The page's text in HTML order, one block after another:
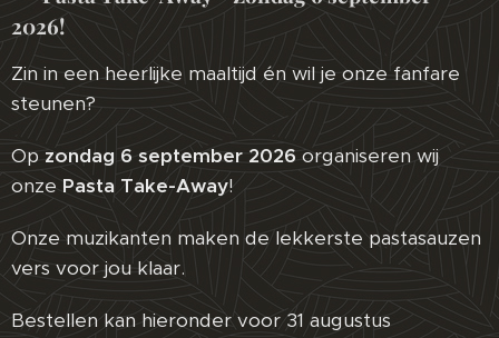
2026!
Zin in een heerlijke maaltijd én wil je onze fanfare
steunen?
Op zondag 6 september 2026 organiseren wij
onze Pasta Take-Away!
Onze muzikanten maken de lekkerste pastasauzen
vers voor jou klaar.
Bestellen kan hieronder voor 31 augustus